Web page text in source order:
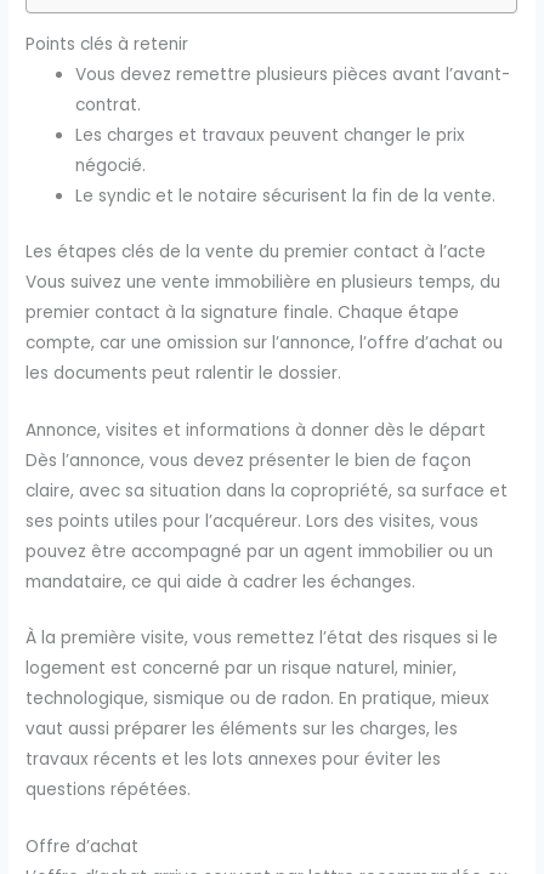
Points clés à retenir
Vous devez remettre plusieurs pièces avant l’avant-
contrat.
Les charges et travaux peuvent changer le prix
négocié.
Le syndic et le notaire sécurisent la fin de la vente.
Les étapes clés de la vente du premier contact à l’acte
Vous suivez une vente immobilière en plusieurs temps, du
premier contact à la signature finale. Chaque étape
compte, car une omission sur l’annonce, l’offre d’achat ou
les documents peut ralentir le dossier.
Annonce, visites et informations à donner dès le départ
Dès l’annonce, vous devez présenter le bien de façon
claire, avec sa situation dans la copropriété, sa surface et
ses points utiles pour l’acquéreur. Lors des visites, vous
pouvez être accompagné par un agent immobilier ou un
mandataire, ce qui aide à cadrer les échanges.
À la première visite, vous remettez l’état des risques si le
logement est concerné par un risque naturel, minier,
technologique, sismique ou de radon. En pratique, mieux
vaut aussi préparer les éléments sur les charges, les
travaux récents et les lots annexes pour éviter les
questions répétées.
Offre d’achat